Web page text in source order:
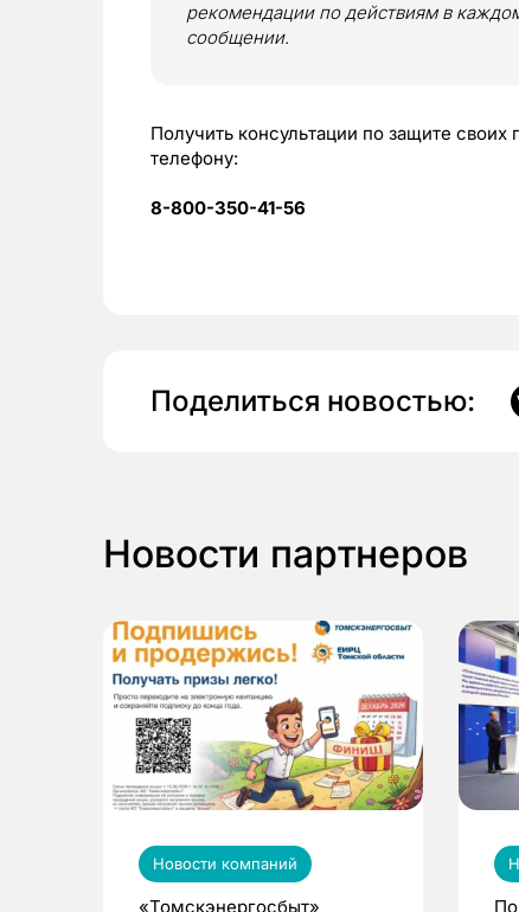
рекомендации по действиям в
сообщении.
Получить консультации по защите
телефону:
8-800-350-41-56
Поделиться новостью:
Новости партнеров
Новости компаний
«Томскэнергосбыт»